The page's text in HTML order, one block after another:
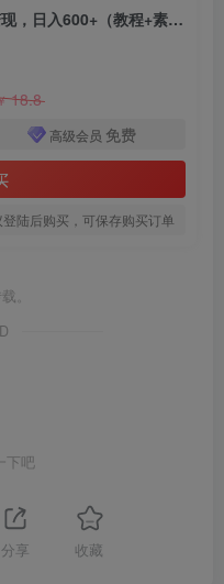
美女号升级玩法，利用虚拟资源变现，日入600+（教程+素材）
18.8
高级会员 免费
陆后购买，可保存购买订单
。
下吧
分享 收藏